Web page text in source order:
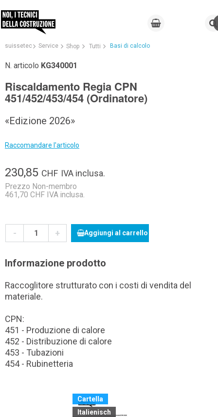
suissetec Service Shop Tutti Basi di calcolo
N. articolo KG340001
Riscaldamento Regia CPN
451/452/453/454 (Ordinatore)
«Edizione 2026»
Raccomandare l'articolo
230,85 CHF IVA inclusa.
Prezzo Non-membro
461,70 CHF IVA inclusa.
- + Aggiungi al carrello
Informazione prodotto
Raccoglitore strutturato con i costi di vendita del
materiale.
CPN:
451 - Produzione di calore
452 - Distribuzione di calore
453 - Tubazioni
454 - Rubinetteria
Cartella
Italienisch